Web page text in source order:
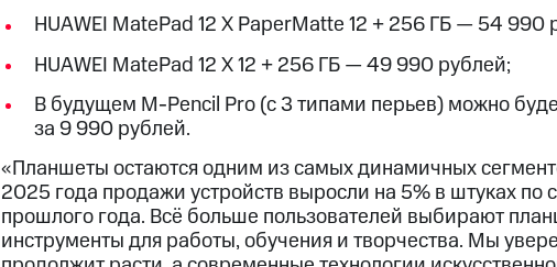
HUAWEI MatePad 12 X PaperMatte 12 + 256 ГБ — 54 990
HUAWEI MatePad 12 X 12 + 256 ГБ — 49 990 рублей;
В будущем M-Pencil Pro (с 3 типами перьев) можно
за 9 990 рублей.
«Планшеты остаются одним из самых динамичных
2025 года продажи устройств выросли на 5% в штуках
прошлого года. Всё больше пользователей выбирают
инструменты для работы, обучения и творчества. Мы